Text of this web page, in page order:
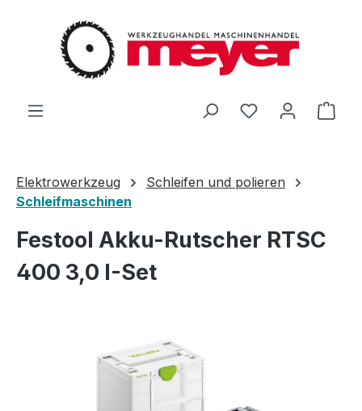
Zum Hauptinhalt springen
Du hast 0
Elektrowerkzeug
Schleifen und polieren
Schleifmaschinen
Festool Akku-Rutscher RTSC
400 3,0 I-Set